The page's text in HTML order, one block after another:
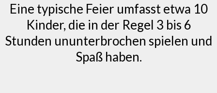
Eine typische Feier umfasst etwa 10
Kinder, die in der Regel 3 bis 6
Stunden ununterbrochen spielen und
Spaß haben.